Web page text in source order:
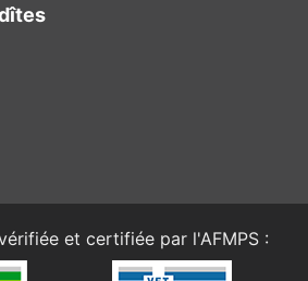
et certifiée par l'AFMPS :